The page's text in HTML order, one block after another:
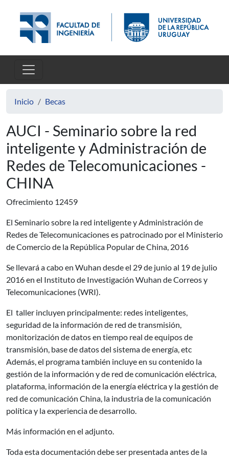
Inicio Becas
AUCI - Seminario sobre la red
inteligente y Administración de
Redes de Telecomunicaciones -
CHINA
Ofrecimiento 12459
El Seminario sobre la red inteligente y Administración de
Redes de Telecomunicaciones es patrocinado por el Ministerio
de Comercio de la República Popular de China, 2016
Se llevará a cabo en Wuhan desde el 29 de junio al 19 de julio
2016 en el Instituto de Investigación Wuhan de Correos y
Telecomunicaciones (WRI).
El taller incluyen principalmente: redes inteligentes,
seguridad de la información de red de transmisión,
monitorización de datos en tiempo real de equipos de
transmisión, base de datos del sistema de energía, etc
Además, el programa también incluye en su contenido la
gestión de la información y de red de comunicación eléctrica,
plataforma, información de la energía eléctrica y la gestión de
red de comunicación China, la industria de la comunicación
política y la experiencia de desarrollo.
Más información en el adjunto.
Toda esta documentación debe ser presentada antes de la